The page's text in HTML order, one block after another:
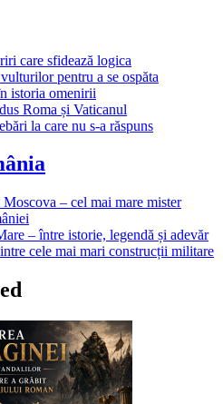
care sfidează logica
pentru a se ospăta
istoria omenirii
Roma și Vaticanul
la care nu s-a răspuns
– cel mai mare mister
– între istorie, legendă și adevăr
cele mai mari construcții militare